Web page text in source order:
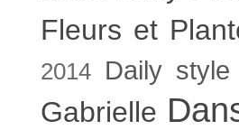
Fleurs et
2014
Daily style
Gabrielle